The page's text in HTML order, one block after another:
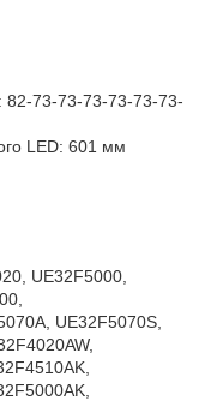
82-73-73-73-73-73-73-
LED: 601 мм
UE32F5000,
UE32F5070S,